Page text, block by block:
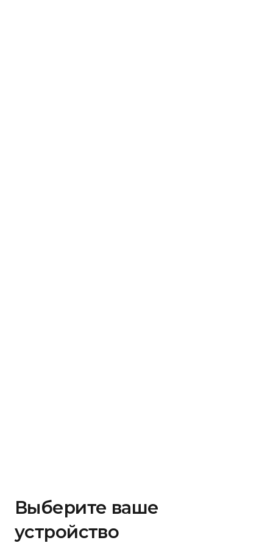
Выберите ваше
устройство